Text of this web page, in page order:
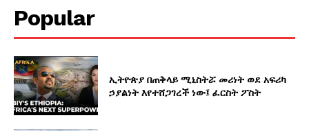
Popular
ኢትዮጵያ በጠቅላይ ሚኒስትሯ መሪነት ወደ አፍሪካ
ኃያልነት እየተሸጋገረች ነው፤ ፈርስት ፖስት